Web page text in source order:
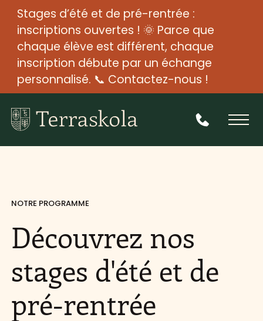
Stages d’été et de pré-rentrée :
inscriptions ouvertes ! 🌞 Parce que
chaque élève est différent, chaque
inscription débute par un échange
personnalisé. 📞 Contactez-nous !
NOTRE PROGRAMME
Découvrez nos
stages d'été et de
pré-rentrée